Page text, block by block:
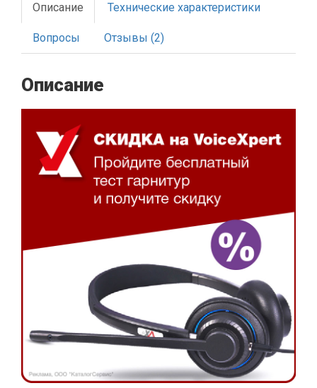
Описание Технические характеристики
Вопросы Отзывы (2)
Описание